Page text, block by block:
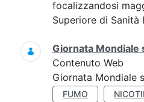
focalizzandosi
Superiore di Sanità
Giornata Mondiale
Contenuto Web
Giornata Mondiale
FUMO